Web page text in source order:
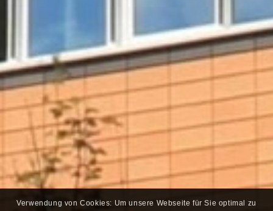
Verwendung von Cookies: Um unsere Webseite für Sie optimal zu